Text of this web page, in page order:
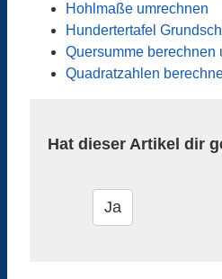
Hohlmaße umrechnen
Hundertertafel
Quersumme berechnen
Quadratzahlen
Hat dieser Artikel dir